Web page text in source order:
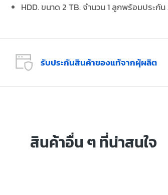
HDD. ขนาด 2 TB. จำนวน 1 ลูกพร้อมประกั
รับประกันสินค้าของแท้จากผุ้ผลิต
สินค้าอื่น ๆ ที่น่าสนใจ